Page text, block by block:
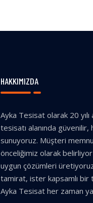
HAKKIMIZDA
Ayka Tesisat olarak 20
tesisatı alanında güvenilir,
sunuyoruz. Müşteri
önceliğimiz olarak belirliyor
uygun çözümleri
tamirat, ister kapsamlı
Ayka Tesisat her zaman